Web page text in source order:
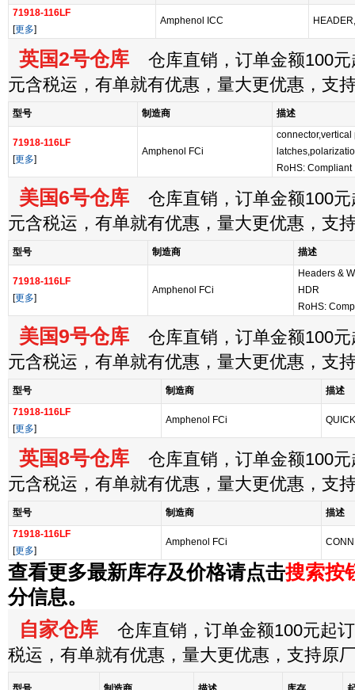
71918-116LF
[更多]
Amphenol ICC
英国2号仓库 仓库直销，订单金额100元
元含税运，有单就有优惠，量大更优惠，支
型号 制造商 描述
71918-116LF
[更多]
Amphenol FCi
RoHS: Compliant
美国6号仓库 仓库直销，订单金额100元
元含税运，有单就有优惠，量大更优惠，支
型号 制造商 描述
71918-116LF
[更多]
Amphenol FCi
Headers &
HDR
RoHS:
美国9号仓库 仓库直销，订单金额100元
元含税运，有单就有优惠，量大更优惠，支
型号 制造商
描述
71918-116LF
[更多]
Amphenol FCi
英国8号仓库 仓库直销，订单金额100元
元含税运，有单就有优惠，量大更优惠，支
型号 制造商
描述
71918-116LF
[更多]
Amphenol FCi
查看更多最新库存及价格请点击搜索按
分信息。
自家仓库 仓库直销，订单金额100元起
税运，有单就有优惠，量大更优惠，支持原